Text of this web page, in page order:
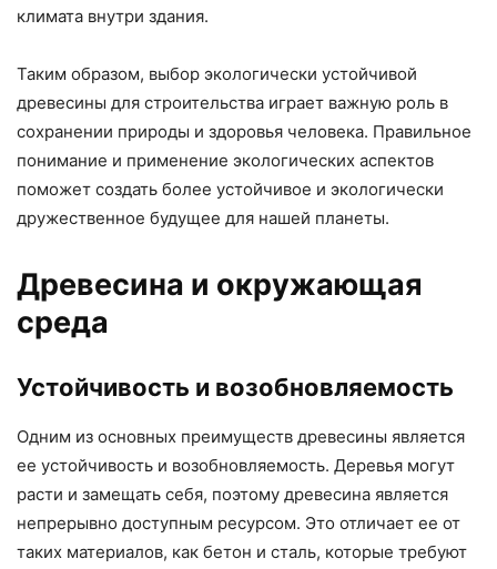
климата внутри здания.
Таким образом, выбор экологически устойчивой
древесины для строительства играет важную роль в
сохранении природы и здоровья человека. Правильное
понимание и применение экологических аспектов
поможет создать более устойчивое и экологически
дружественное будущее для нашей планеты.
Древесина и окружающая
среда
Устойчивость и возобновляемость
Одним из основных преимуществ древесины является
ее устойчивость и возобновляемость. Деревья могут
расти и замещать себя, поэтому древесина является
непрерывно доступным ресурсом. Это отличает ее от
таких материалов, как бетон и сталь, которые требуют